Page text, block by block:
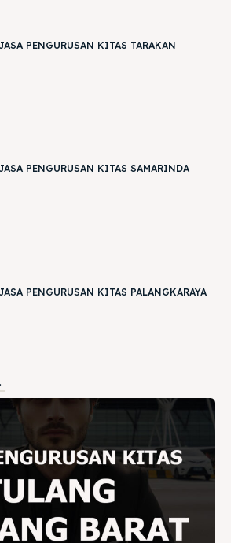
JASA PENGURUSAN KITAS TARAKAN
JASA PENGURUSAN KITAS SAMARINDA
JASA PENGURUSAN KITAS PALANGKARAYA